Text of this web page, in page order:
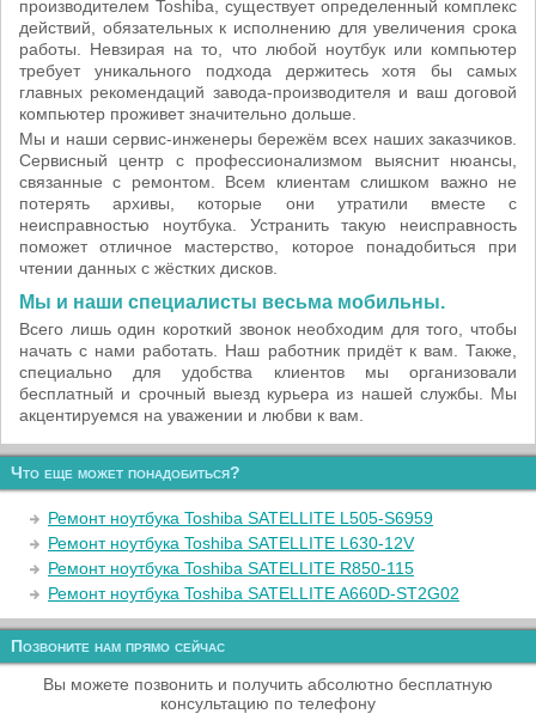
производителем Toshiba, существует определенный комплекс
действий, обязательных к исполнению для увеличения срока
работы. Невзирая на то, что любой ноутбук или компьютер
требует уникального подхода держитесь хотя бы самых
главных рекомендаций завода-производителя и ваш договой
компьютер проживет значительно дольше.
Мы и наши сервис-инженеры бережём всех наших заказчиков.
Сервисный центр с профессионализмом выяснит нюансы,
связанные с ремонтом. Всем клиентам слишком важно не
потерять архивы, которые они утратили вместе с
неисправностью ноутбука. Устранить такую неисправность
поможет отличное мастерство, которое понадобиться при
чтении данных c жёстких дисков.
Мы и наши специалисты весьма мобильны.
Всего лишь один короткий звонок необходим для того, чтобы
начать с нами работать. Наш работник придёт к вам. Также,
специально для удобства клиентов мы организовали
бесплатный и срочный выезд курьера из нашей службы. Мы
акцентируемся на уважении и любви к вам.
Что еще может понадобиться?
Ремонт ноутбука Toshiba SATELLITE L505-S6959
Ремонт ноутбука Toshiba SATELLITE L630-12V
Ремонт ноутбука Toshiba SATELLITE R850-115
Ремонт ноутбука Toshiba SATELLITE A660D-ST2G02
Позвоните нам прямо сейчас
Вы можете позвонить и получить абсолютно бесплатную
консультацию по телефону